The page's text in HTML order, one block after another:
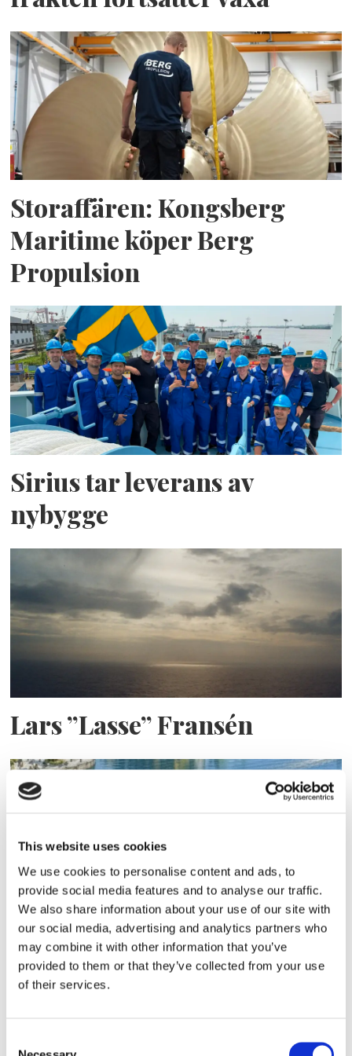
This website uses cookies
We use cookies to personalise content and ads, to
provide social media features and to analyse our traffic.
We also share information about your use of our site with
our social media, advertising and analytics partners who
may combine it with other information that you’ve
provided to them or that they’ve collected from your use
of their services.
Storaffären: Kongsberg
Maritime köper Berg
Propulsion
Sirius tar leverans av
nybygge
Lars ”Lasse” Fransén
Blå genväg ska bana väg för
autonoma färjor